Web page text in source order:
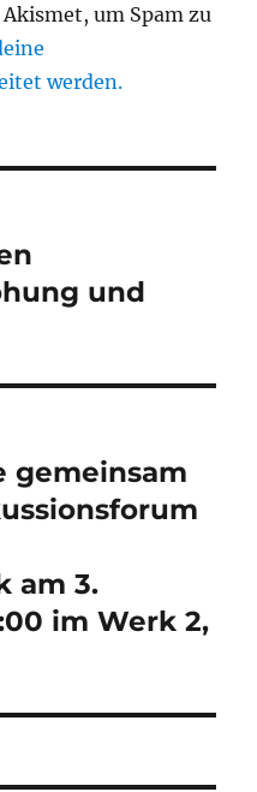
um Spam zu
werden.
und
gemeinsam
am 3.
im Werk 2,